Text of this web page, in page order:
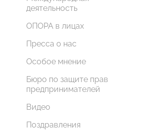
деятельность
ОПОРА в лицах
Пресса о нас
Особое мнение
Бюро по защите прав
предпринимателей
Видео
Поздравления